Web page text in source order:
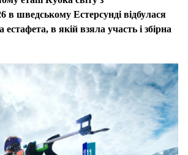
в шведському Естерсунді відбулася
в якій взяла участь і збірна